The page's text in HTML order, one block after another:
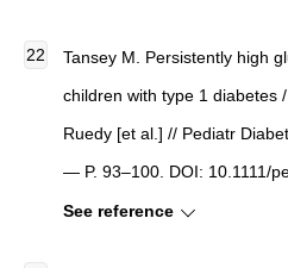
Tansey M. Persistently high
children with type 1 diabetes
Ruedy [et al.] // Pediatr
— P. 93–100. DOI: 10.1111/
See reference